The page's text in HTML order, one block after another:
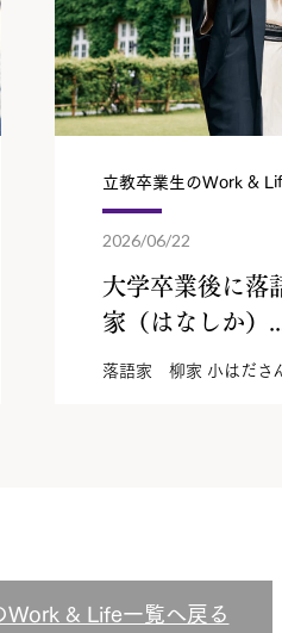
立教卒業生のWork &
2026/06/22
大学卒業後に落
家（はなしか）
落語家 柳家 小はださ
Work & Life一覧へ戻る